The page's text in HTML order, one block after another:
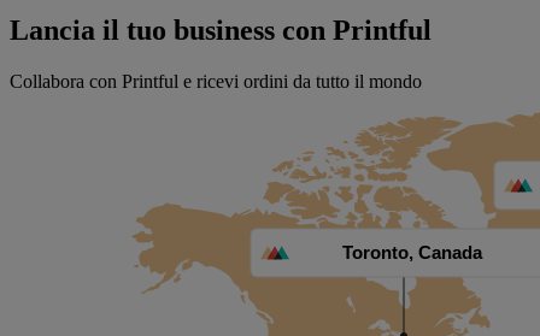
Lancia il tuo business con Printful
Collabora con Printful e ricevi ordini da tutto il mondo